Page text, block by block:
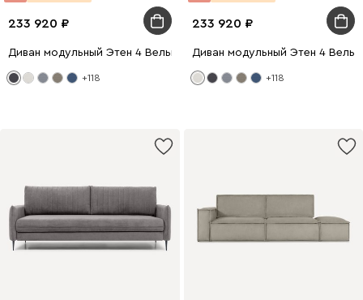
233 920
Диван модульный Этен 4 Вельвет Серый
+118
233 920
Диван модульный Этен 4
+118